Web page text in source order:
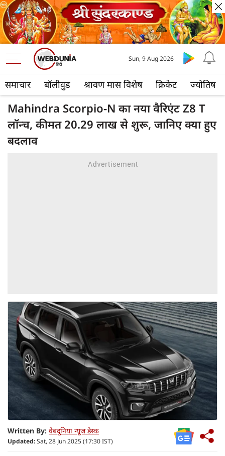
समाचार बॉलीवुड श्रावण मास विशेष क्रिकेट ज्योतिष
Sun, 9 Aug 2026
Mahindra Scorpio-N का नया वैरिएंट Z8 T
लॉन्च, कीमत 20.29 लाख से शुरू, जानिए क्या हुए
बदलाव
Written By: वेबदुनिया न्यूज डेस्क
Updated:Sat, 28 Jun 2025 (17:30 IST)